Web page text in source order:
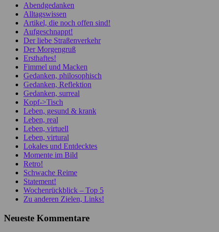
Abendgedanken
Alltagswissen
Artikel, die noch offen sind!
Aufgeschnappt!
Der liebe Straßenverkehr
Der Morgengruß
Ersthaftes!
Fimmel und Macken
Gedanken, philosophisch
Gedanken, Reflektion
Gedanken, surreal
Kopf->Tisch
Leben, gesund & krank
Leben, real
Leben, virtuell
Leben, virtural
Lokales und Entdecktes
Momente im Bild
Retro!
Schwache Reime
Statement!
Wochenrückblick – Top 5
Zu anderen Zielen, Links!
Neueste Kommentare